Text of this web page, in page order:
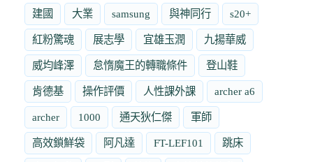
建國 大業 samsung 與神同行 s20+
紅粉驚魂 展志學 宜雄玉潤 九揚華威
威均峰澤 怠惰魔王的轉職條件 登山鞋
肯德基 操作評價 人性課外課 archer a6
archer 1000 通天狄仁傑 軍師
高效鎖鮮袋 阿凡達 FT-LEF101 跳床